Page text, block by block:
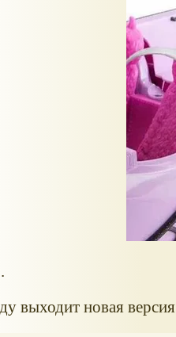
выходит новая